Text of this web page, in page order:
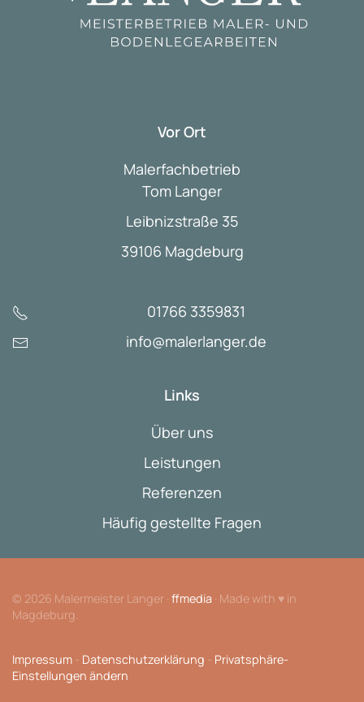
Vor Ort
Malerfachbetrieb
Tom Langer
Leibnizstraße 35
39106 Magdeburg
01766 3359831
info@malerlanger.de
Links
Über uns
Leistungen
Referenzen
Häufig gestellte Fragen
© 2026 Malermeister Langer · ffmedia · Made with ♥ in
Magdeburg.
Impressum - Datenschutzerklärung - Privatsphäre-
Einstellungen ändern